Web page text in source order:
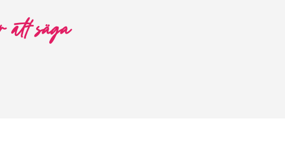
att säga